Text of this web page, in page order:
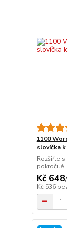
1100
slovíčka
Rozšiřte
pokročilé
Kč 648/
Kč 536